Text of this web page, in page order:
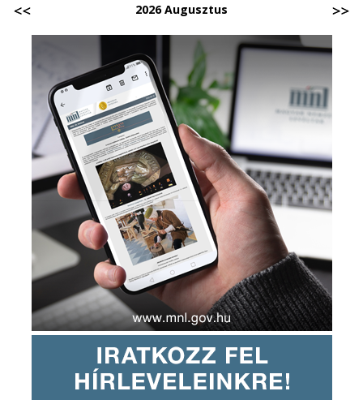
2026 Augusztus